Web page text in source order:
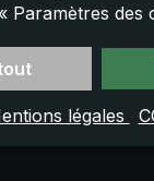
Paramètres des
légales